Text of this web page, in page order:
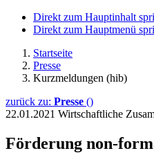
Direkt zum Hauptinhalt
Direkt zum Hauptmenü
Startseite
Presse
Kurzmeldungen (hib)
zurück zu: Presse ()
22.01.2021 Wirtschaftliche
Förderung non-